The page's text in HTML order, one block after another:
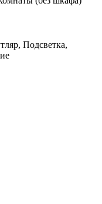
Подсветка,